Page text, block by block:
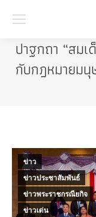
ปาฐกถา “สมเ
กับกฎหมายมนุ
ข่าว
ข่าวประชาสัมพันธ์
ข่าวพระราชกรณียกิจ
ข่าวเด่น